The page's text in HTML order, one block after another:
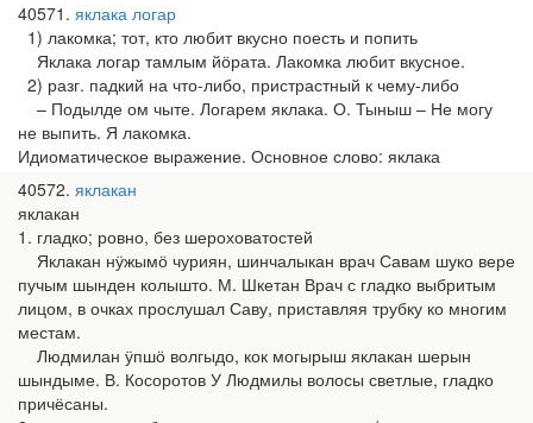
40571 яклака логар
1) лакомка; тот, кто любит вкусно поесть и попить
Яклака логар тамлым йӧрата. Лакомка любит вкусное.
2) разг. падкий на что-либо, пристрастный к чему-либо
– Подылде ом чыте. Логарем яклака. О. Тыныш – Не могу
не выпить. Я лакомка.
Идиоматическое выражение. Основное слово: яклака
40572 яклакан
яклакан
1. гладко; ровно, без шероховатостей
Яклакан нӱжымӧ чуриян, шинчалыкан врач Савам шуко вере
пучым шынден колышто. М. Шкетан Врач с гладко выбритым
лицом, в очках прослушал Саву, приставляя трубку ко многим
местам.
Людмилан ӱпшӧ волгыдо, кок могырыш яклакан шерын
шындыме. В. Косоротов У Людмилы волосы светлые, гладко
причёсаны.